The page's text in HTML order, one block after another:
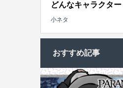
どんなキャラクタ
小ネタ
おすすめ記事